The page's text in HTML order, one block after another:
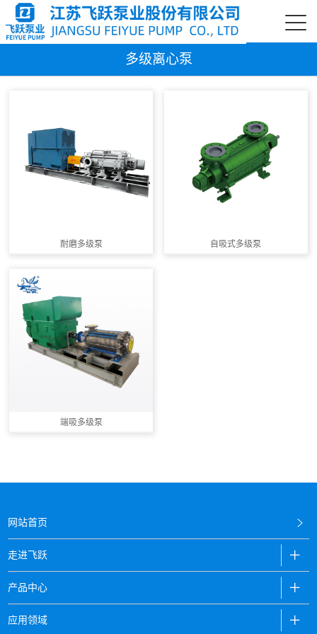
多级离心泵
耐磨多级泵 自吸式多级泵
端吸多级泵
网站首页
走进飞跃
产品中心
应用领域